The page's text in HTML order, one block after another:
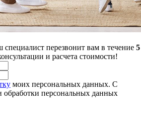
специалист перезвонит вам в течение 5
и расчета стоимости!
моих персональных данных. С
обработки персональных данных